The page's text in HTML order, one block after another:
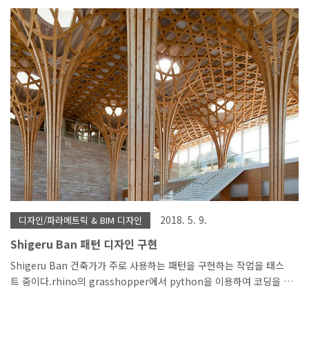
심플한데 쉬운 디자인이 아니 였습니다. 모델링 시간도 생각보다 오래
걸렸습니다. 모듈을 맞추다보니 수정하고 또 수정하고 참고한 사이트를
먼저 링크합니다.
https://www.archweb.it/dwg/arch_arredi_famosi/
https://www.architravel..
디자인/파라메트릭 & BIM 디자인 2018. 5. 9.
Shigeru Ban 패턴 디자인 구현
Shigeru Ban 건축가가 주로 사용하는 패턴을 구현하는 작업을 태스
트 중이다.rhino의 grasshopper에서 python을 이용하여 코딩을 하